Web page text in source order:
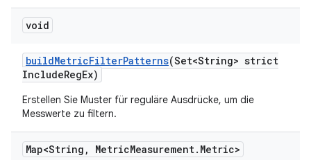
void
buildMetricFilterPatterns(Set<String> strict
IncludeRegEx)
Erstellen Sie Muster für reguläre Ausdrücke, um die
Messwerte zu filtern.
Map<String , MetricMeasurement. Metric>